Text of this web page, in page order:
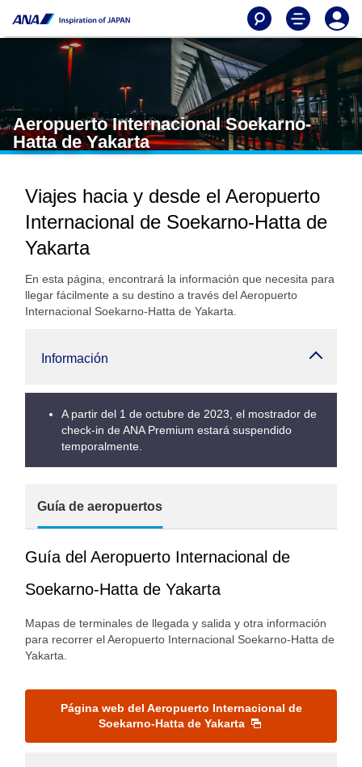
Aeropuerto Internacional Soekarno-
Hatta de Yakarta
Viajes hacia y desde el Aeropuerto
Internacional de Soekarno-Hatta de
Yakarta
En esta página, encontrará la información que necesita para
llegar fácilmente a su destino a través del Aeropuerto
Internacional Soekarno-Hatta de Yakarta.
Información
A partir del 1 de octubre de 2023, el mostrador de
check-in de ANA Premium estará suspendido
temporalmente.
Guía de aeropuertos
Guía del Aeropuerto Internacional de
Soekarno-Hatta de Yakarta
Mapas de terminales de llegada y salida y otra información
para recorrer el Aeropuerto Internacional Soekarno-Hatta de
Yakarta.
Página web del Aeropuerto Internacional de
Soekarno-Hatta de Yakarta